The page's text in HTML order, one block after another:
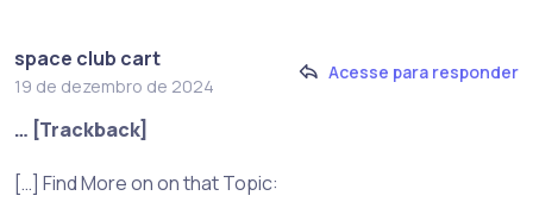
space club cart
19 de dezembro de 2024
Acesse para responder
… [Trackback]
[…] Find More on on that Topic: